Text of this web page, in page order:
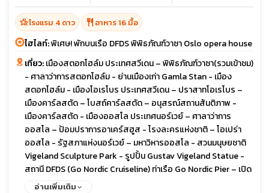
hotel_classโรงแรม 4 ดาว restaurant อาหาร 16 มื้อ
ไฮไลท์:พิเศษ! พักบนเรือ DFDS พิพิธภัณฑ์วาซา Oslo opera house
เที่ยว:เมืองสตอกโฮล์ม ประเทศสวีเดน – พิพิธภัณฑ์วาซา(รวมเข้าชม)
- ศาลาว่าการสตอกโฮล์ม - ย่านเมืองเก่า Gamla Stan - เมือง
สตอกโฮล์ม - เมืองโอเรโบร ประเทศสวีเดน – ปราสาทโอเรโบร –
เมืองคาร์ลสตัด – โบสถ์คาร์ลสตัด – อนุสรณ์สถานสันติภาพ -
เมืองคาร์ลสตัด - เมืองออสโล ประเทศนอร์เวย์ – ศาลาว่าการ
ออสโล – ป้อมปราการอาเคร์สฮูส - โรงละครแห่งชาติ – โอเปร่า
ออสโล - รัฐสภาแห่งนอร์เวย์ – มหาวิหารออสโล - สวนมนุษยชาติ
Vigeland Sculpture Park - รูปปั้น Gustav Vigeland Statue -
สถานี DFDS (Go Nordic Cruiseline) ท่าเรือ Go Nordic Pier – เปิด
ประสบการณ์ล่องเรือสำราญสู่ประเทศเดนมาร์ก - สถานี DFDS (Go
อ่านเพิ่มเติม